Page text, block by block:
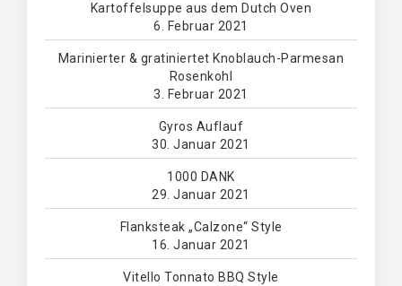
Kartoffelsuppe aus dem Dutch Oven
6. Februar 2021
Marinierter & gratiniertet Knoblauch-Parmesan
Rosenkohl
3. Februar 2021
Gyros Auflauf
30. Januar 2021
1000 DANK
29. Januar 2021
Flanksteak „Calzone“ Style
16. Januar 2021
Vitello Tonnato BBQ Style